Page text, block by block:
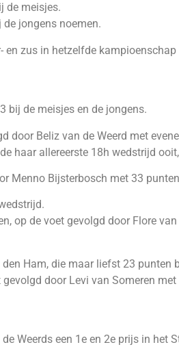
de meisjes.
jongens noemen.
zus in hetzelfde
bij de meisjes en de jongens.
door Beliz van de Weerd met
haar allereerste 18h wedstrijd
Menno Bijsterbosch met 33
op de voet gevolgd door Flore
Ham, die maar liefst 23 punten
door Levi van Someren
Weerds een 1e en 2e prijs in